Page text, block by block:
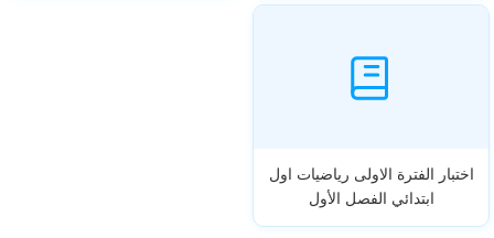
اختبار الفترة الاولى رياضيات اول
ابتدائي الفصل الأول